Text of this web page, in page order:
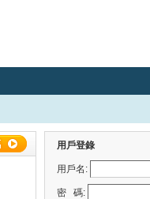
用戶登錄
用戶名:
密 碼: